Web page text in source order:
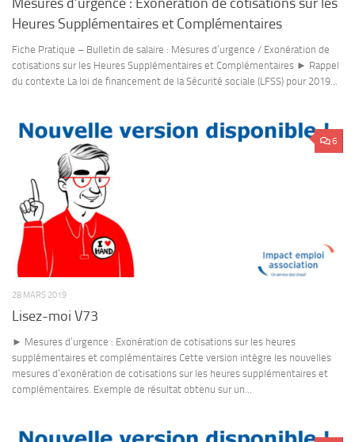
Mesures d’urgence : Exonération de cotisations sur les
Heures Supplémentaires et Complémentaires
Fiche Pratique – Bulletin de salaire : Mesures d’urgence / Exonération de
cotisations sur les Heures Supplémentaires et Complémentaires ► Rappel
du contexte La loi de financement de la Sécurité sociale (LFSS) pour 2019...
6
28 MARS 2019
Lisez-moi V73
► Mesures d’urgence : Exonération de cotisations sur les heures
supplémentaires et complémentaires Cette version intègre les nouvelles
mesures d’exonération de cotisations sur les heures supplémentaires et
complémentaires. Exemple de résultat obtenu sur un...